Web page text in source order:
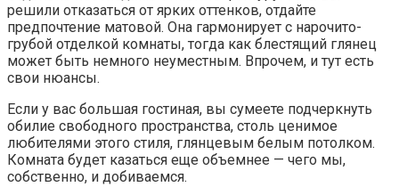
решили отказаться от ярких оттенков, отдайте
предпочтение матовой. Она гармонирует с нарочито-
грубой отделкой комнаты, тогда как блестящий глянец
может быть немного неуместным. Впрочем, и тут есть
свои нюансы.
Если у вас большая гостиная, вы сумеете подчеркнуть
обилие свободного пространства, столь ценимое
любителями этого стиля, глянцевым белым потолком.
Комната будет казаться еще объемнее — чего мы,
собственно, и добиваемся.